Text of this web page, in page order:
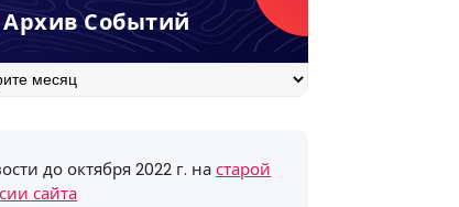
Архив Событий
до октября 2022 г. настарой
сайта